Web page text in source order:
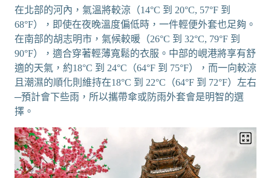
在北部的河內，氣溫將較涼（14°C 到 20°C, 57°F 到
68°F），即使在夜晚溫度偏低時，一件輕便外套也足夠。
在南部的胡志明市，氣候較暖（26°C 到 32°C, 79°F 到
90°F），適合穿著輕薄寬鬆的衣服。中部的峴港將享有舒
適的天氣，約18°C 到 24°C（64°F 到 75°F），而一向較涼
且潮濕的順化則維持在18°C 到 22°C（64°F 到 72°F）左右
─預計會下些雨，所以攜帶傘或防雨外套會是明智的選
擇。